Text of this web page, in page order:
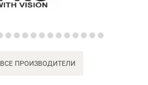
ВСЕ ПРОИЗВОДИТЕЛИ